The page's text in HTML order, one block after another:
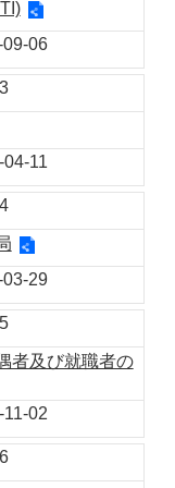
09-06
3
04-11
4
03-29
5
者及び就職者の
11-02
6